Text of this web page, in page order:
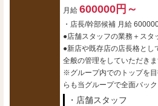
月給 600000円～
・店長/幹部候補 月給
●店舗スタッフの業務＋スタ
●新店や既存店の店長格とし
全般の管理をしていただきま
※グループ内でのトップを
らも当グループで全面バッ
・店舗スタッフ